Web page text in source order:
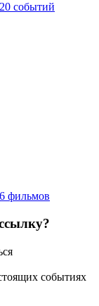
20 событий
6 фильмов
событиях